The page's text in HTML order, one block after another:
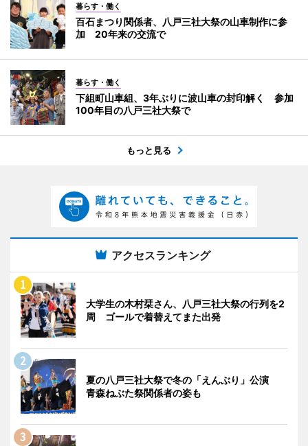
暮らす・働く
百石まつり関係者、八戸三社大祭の山車制作に参
加 20年来の交流で
暮らす・働く
下組町山車組、3年ぶりに波山車の封印解く 参加
100年目の八戸三社大祭で
もっと見る
アクセスランキング
大学生の木村栞さん、八戸三社大祭の行列を2
周 ゴールで着替えてまた出発
夏の八戸三社大祭で冬の「えんぶり」公演
青森ねぶた祭関係者の姿も